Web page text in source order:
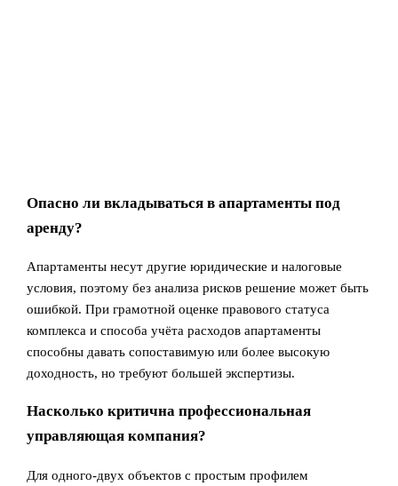
Опасно ли вкладываться в апартаменты под
аренду?
Апартаменты несут другие юридические и налоговые
условия, поэтому без анализа рисков решение может быть
ошибкой. При грамотной оценке правового статуса
комплекса и способа учёта расходов апартаменты
способны давать сопоставимую или более высокую
доходность, но требуют большей экспертизы.
Насколько критична профессиональная
управляющая компания?
Для одного‑двух объектов с простым профилем